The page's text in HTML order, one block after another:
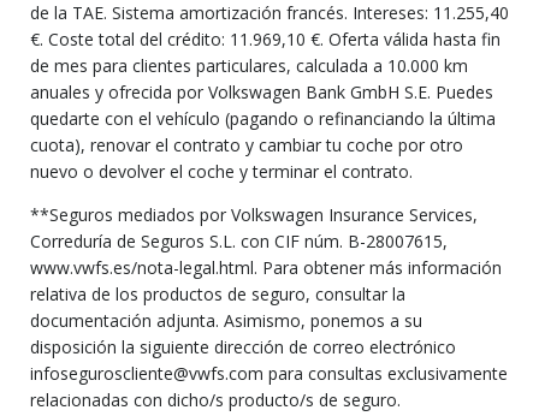
de la TAE. Sistema amortización francés. Intereses: 11.255,40
€. Coste total del crédito: 11.969,10 €. Oferta válida hasta fin
de mes para clientes particulares, calculada a 10.000 km
anuales y ofrecida por Volkswagen Bank GmbH S.E. Puedes
quedarte con el vehículo (pagando o refinanciando la última
cuota), renovar el contrato y cambiar tu coche por otro
nuevo o devolver el coche y terminar el contrato.
**Seguros mediados por Volkswagen Insurance Services,
Correduría de Seguros S.L. con CIF núm. B-28007615,
www.vwfs.es/nota-legal.html. Para obtener más información
relativa de los productos de seguro, consultar la
documentación adjunta. Asimismo, ponemos a su
disposición la siguiente dirección de correo electrónico
infoseguroscliente@vwfs.com para consultas exclusivamente
relacionadas con dicho/s producto/s de seguro.